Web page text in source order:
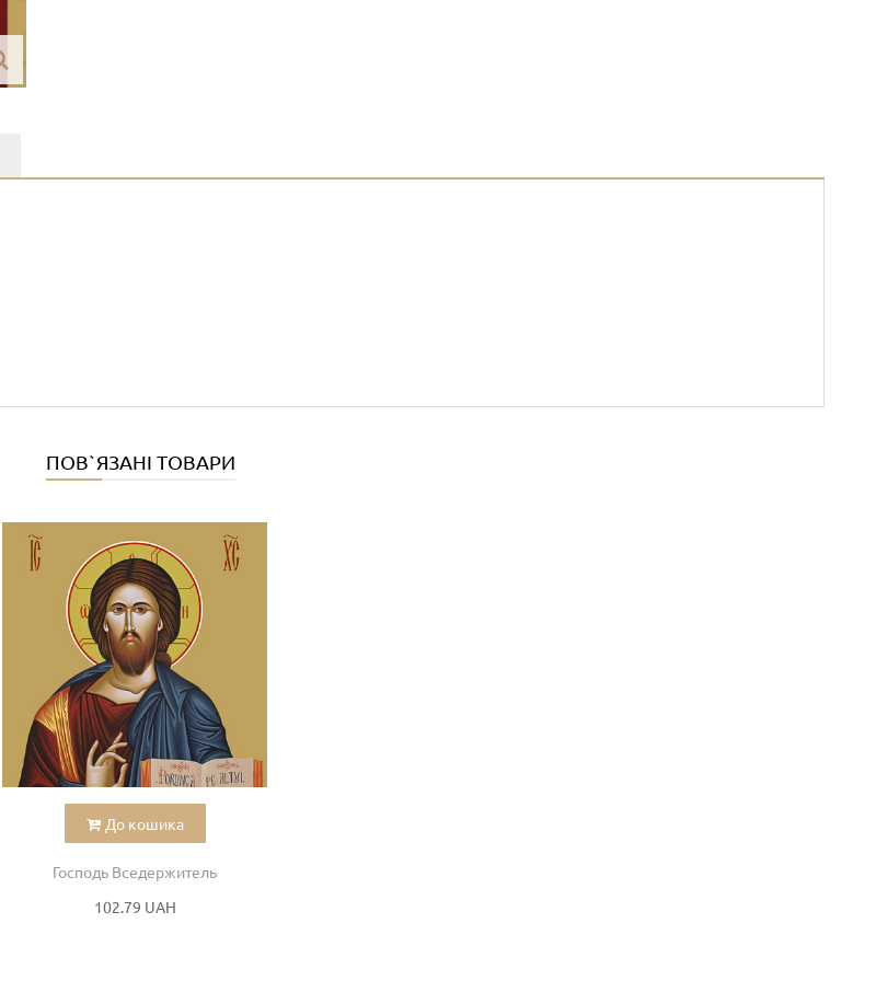
ПОВ`ЯЗАНІ ТОВАРИ
До кошика
Господь Вседержитель
102.79 UAH